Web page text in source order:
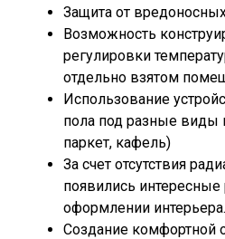
Защита от
Возможность
регулировки
отдельно взятом
Использование
пола под разные виды
паркет, кафель)
За счет отсутствия
появились
оформлении интерьера.
Создание комфортной